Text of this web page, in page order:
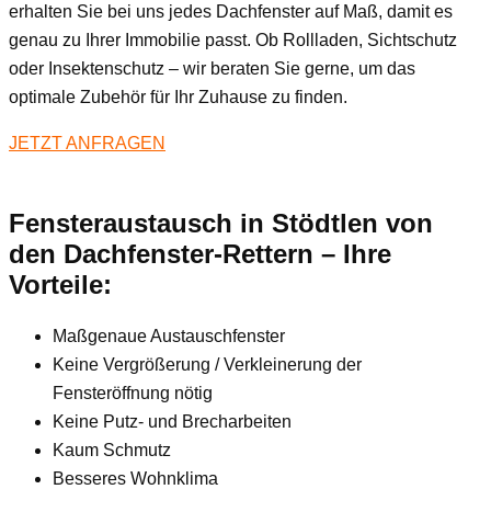
erhalten Sie bei uns jedes Dachfenster auf Maß, damit es
genau zu Ihrer Immobilie passt. Ob Rollladen, Sichtschutz
oder Insektenschutz – wir beraten Sie gerne, um das
optimale Zubehör für Ihr Zuhause zu finden.
JETZT ANFRAGEN
Fensteraustausch in Stödtlen von
den Dachfenster-Rettern – Ihre
Vorteile:
Maßgenaue Austauschfenster
Keine Vergrößerung / Verkleinerung der
Fensteröffnung nötig
Keine Putz- und Brecharbeiten
Kaum Schmutz
Besseres Wohnklima